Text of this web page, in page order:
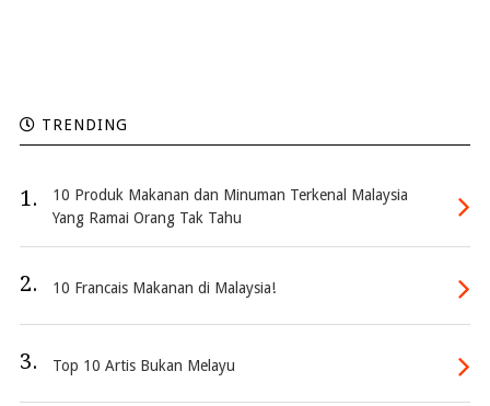
TRENDING
1.
10 Produk Makanan dan Minuman Terkenal Malaysia
Yang Ramai Orang Tak Tahu
2. 10 Francais Makanan di Malaysia!
3. Top 10 Artis Bukan Melayu